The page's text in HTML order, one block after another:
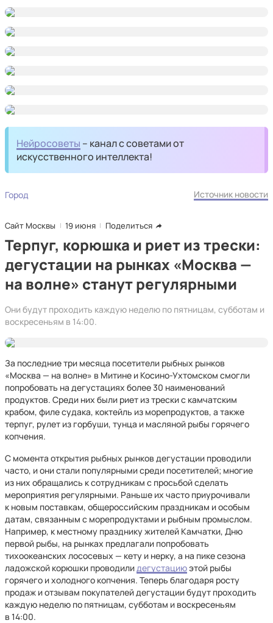
Нейросоветы – канал с советами от
искусственного интеллекта!
Город Источник новости
Сайт Москвы 19 июня Поделиться
Терпуг, корюшка и риет из трески:
дегустации на рынках «Москва —
на волне» станут регулярными
Они будут проходить каждую неделю по пятницам, субботам и
воскресеньям в 14:00.
За последние три месяца посетители рыбных рынков
«Москва — на волне» в Митине и Косино-Ухтомском смогли
попробовать на дегустациях более 30 наименований
продуктов. Среди них были риет из трески с камчатским
крабом, филе судака, коктейль из морепродуктов, а также
терпуг, рулет из горбуши, тунца и масляной рыбы горячего
копчения.
С момента открытия рыбных рынков дегустации проводили
часто, и они стали популярными среди посетителей; многие
из них обращались к сотрудникам с просьбой сделать
мероприятия регулярными. Раньше их часто приурочивали
к новым поставкам, общероссийским праздникам и особым
датам, связанным с морепродуктами и рыбным промыслом.
Например, к местному празднику жителей Камчатки, Дню
первой рыбы, на рынках предлагали попробовать
тихоокеанских лососевых — кету и нерку, а на пике сезона
ладожской корюшки проводилидегустациюэтой рыбы
горячего и холодного копчения. Теперь благодаря росту
продаж и отзывам покупателей дегустации будут проходить
каждую неделю по пятницам, субботам и воскресеньям
в 14:00.